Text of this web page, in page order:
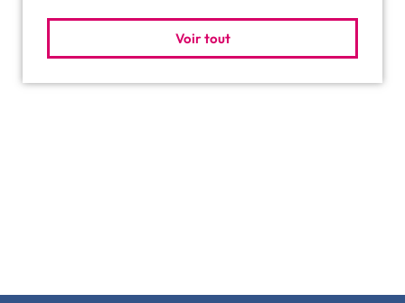
Voir tout